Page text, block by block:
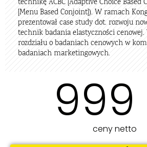
technikę ACBC [Adaptive Choice Based
[Menu Based Conjoint]). W ramach
prezentował case study dot. rozwoju
technik badania elastyczności cenowej.
rozdziału o badaniach cenowych w
badaniach marketingowych.
999
ceny netto